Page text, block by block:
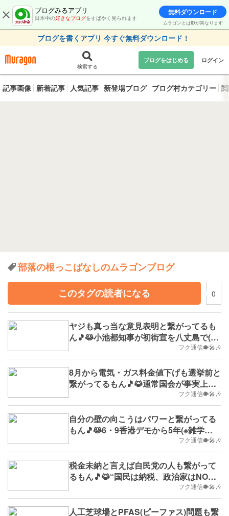
ブログみるアプリ
日本中の好きなブログをすばやく見られます
無料ダウンロード
ムラゴンとはIDが異なります
ブログを書くアプリ 今すぐ無料ダウンロード！
検索する
ブログをはじめる ログイン
記事画像 新着記事 人気記事 新登場ブログ ブログ村カテゴリー
部落の根っこばなしのムラゴンブログ
このタグの読者になる
0
ヤジも真っ当な意見表明と繋がってるも
ん🎵😹小池都知事が初街宣を八丈島で(※
フク通信🐡🎤🎶
8月から電気・ガス料金値下げも選挙前と
繋がってるもん🎵😹通常国会が事実上閉
フク通信🐡🎤🎶
自分の壁の向こうはパワーと繋がってる
もん🎵😹6・9香港デモから5年(※雑学
No.800,2024/6/17(月)～,B.D.+286)フク通信🐡🎤🎶
税金未納と言えば自民党の人も繋がって
るもん🎵😹“国民は納税、政治家はNO
フク通信🐡🎤🎶
人工芝球場とPFAS(ピーファス)問題も繋